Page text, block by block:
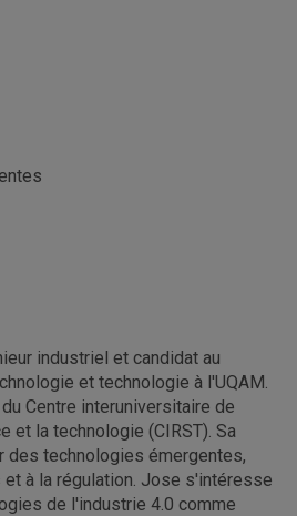
industriel et candidat au
et technologie à l'UQAM.
Centre interuniversitaire de
et la technologie (CIRST). Sa
des technologies émergentes,
à la régulation. Jose s'intéresse
de l'industrie 4.0 comme